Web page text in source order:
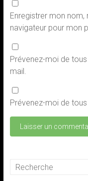
Enregistrer mon
navigateur pour mon
Prévenez-moi de
mail.
Prévenez-moi de